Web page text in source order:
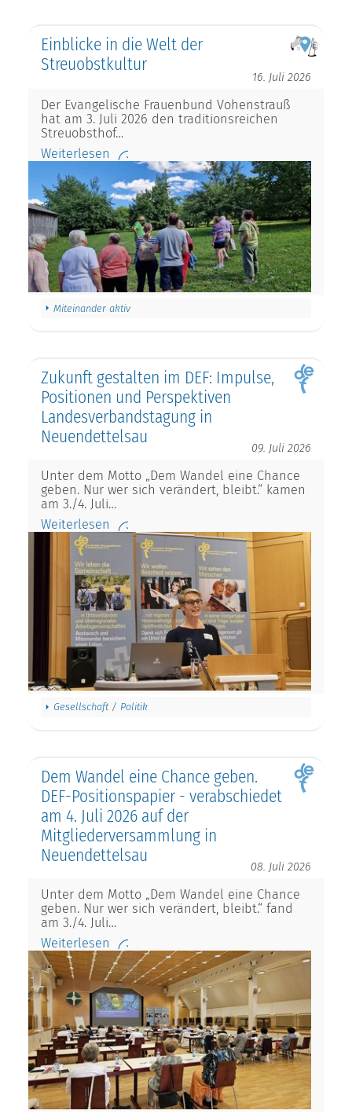
Einblicke in die Welt der
Streuobstkultur
16. Juli 2026
Der Evangelische Frauenbund Vohenstrauß
hat am 3. Juli 2026 den traditionsreichen
Streuobsthof…
Weiterlesen
Miteinander aktiv
Zukunft gestalten im DEF: Impulse,
Positionen und Perspektiven
Landesverbandstagung in
Neuendettelsau
09. Juli 2026
Unter dem Motto „Dem Wandel eine Chance
geben. Nur wer sich verändert, bleibt.“ kamen
am 3./4. Juli…
Weiterlesen
Gesellschaft / Politik
Dem Wandel eine Chance geben.
DEF-Positionspapier - verabschiedet
am 4. Juli 2026 auf der
Mitgliederversammlung in
Neuendettelsau
08. Juli 2026
Unter dem Motto „Dem Wandel eine Chance
geben. Nur wer sich verändert, bleibt.“ fand
am 3./4. Juli…
Weiterlesen